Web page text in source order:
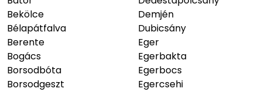
Bekölce
Bélapátfalva
Berente
Bogács
Borsodbóta
Borsodgeszt
Demjén
Dubicsány
Eger
Egerbakta
Egerbocs
Egercsehi